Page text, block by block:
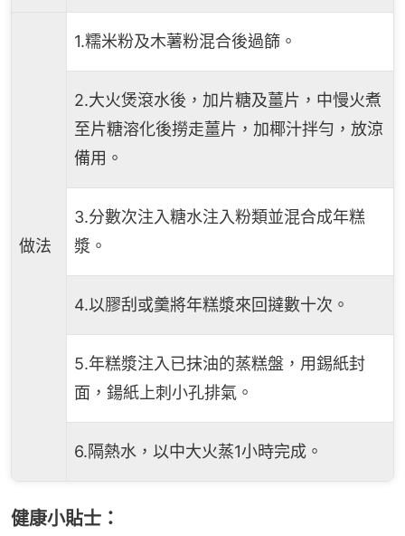
做法
1.糯米粉及木薯粉混合後過篩。
2.大火煲滾水後，加片糖及薑片，中慢火煮
至片糖溶化後撈走薑片，加椰汁拌勻，放涼
備用。
3.分數次注入糖水注入粉類並混合成年糕
漿。
4.以膠刮或羹將年糕漿來回撻數十次。
5.年糕漿注入已抹油的蒸糕盤，用錫紙封
面，鍚紙上刺小孔排氣。
6.隔熱水，以中大火蒸1小時完成。
健康小貼士：